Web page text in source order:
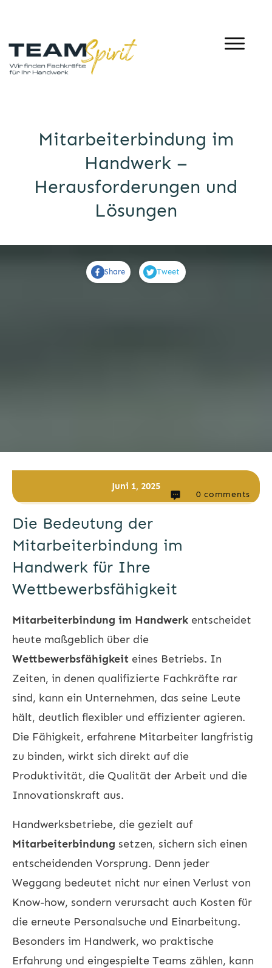
Mitarbeiterbindung im
Handwerk –
Herausforderungen und
Lösungen
Share Tweet
Juni 1, 2025
0 comments
Die Bedeutung der
Mitarbeiterbindung im
Handwerk für Ihre
Wettbewerbsfähigkeit
Mitarbeiterbindung im Handwerk entscheidet
heute maßgeblich über die
Wettbewerbsfähigkeit eines Betriebs. In
Zeiten, in denen qualifizierte Fachkräfte rar
sind, kann ein Unternehmen, das seine Leute
hält, deutlich flexibler und effizienter agieren.
Die Fähigkeit, erfahrene Mitarbeiter langfristig
zu binden, wirkt sich direkt auf die
Produktivität, die Qualität der Arbeit und die
Innovationskraft aus.
Handwerksbetriebe, die gezielt auf
Mitarbeiterbindung setzen, sichern sich einen
entscheidenden Vorsprung. Denn jeder
Weggang bedeutet nicht nur einen Verlust von
Know-how, sondern verursacht auch Kosten für
die erneute Personalsuche und Einarbeitung.
Besonders im Handwerk, wo praktische
Erfahrung und eingespielte Teams zählen, kann